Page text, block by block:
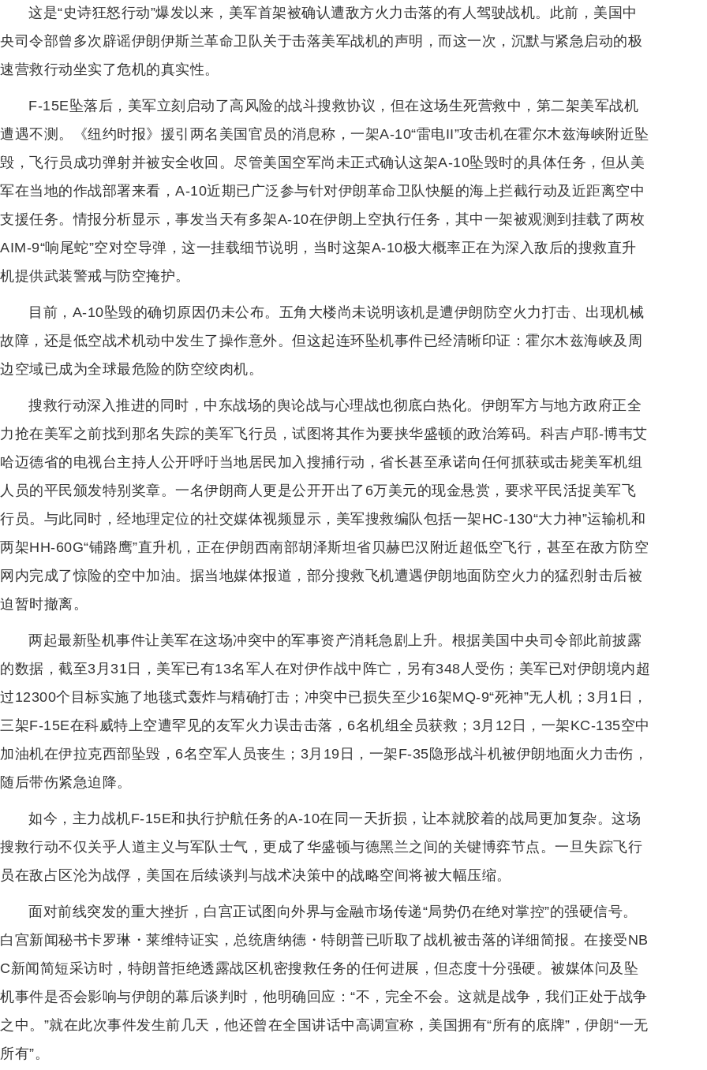
这是“史诗狂怒行动”爆发以来，美军首架被确认遭敌方火力击落的有人驾驶战机。此前，美国中
央司令部曾多次辟谣伊朗伊斯兰革命卫队关于击落美军战机的声明，而这一次，沉默与紧急启动的极
速营救行动坐实了危机的真实性。
F-15E坠落后，美军立刻启动了高风险的战斗搜救协议，但在这场生死营救中，第二架美军战机
遭遇不测。《纽约时报》援引两名美国官员的消息称，一架A-10“雷电II”攻击机在霍尔木兹海峡附近坠
毁，飞行员成功弹射并被安全收回。尽管美国空军尚未正式确认这架A-10坠毁时的具体任务，但从美
军在当地的作战部署来看，A-10近期已广泛参与针对伊朗革命卫队快艇的海上拦截行动及近距离空中
支援任务。情报分析显示，事发当天有多架A-10在伊朗上空执行任务，其中一架被观测到挂载了两枚
AIM-9“响尾蛇”空对空导弹，这一挂载细节说明，当时这架A-10极大概率正在为深入敌后的搜救直升
机提供武装警戒与防空掩护。
目前，A-10坠毁的确切原因仍未公布。五角大楼尚未说明该机是遭伊朗防空火力打击、出现机械
故障，还是低空战术机动中发生了操作意外。但这起连环坠机事件已经清晰印证：霍尔木兹海峡及周
边空域已成为全球最危险的防空绞肉机。
搜救行动深入推进的同时，中东战场的舆论战与心理战也彻底白热化。伊朗军方与地方政府正全
力抢在美军之前找到那名失踪的美军飞行员，试图将其作为要挟华盛顿的政治筹码。科吉卢耶-博韦艾
哈迈德省的电视台主持人公开呼吁当地居民加入搜捕行动，省长甚至承诺向任何抓获或击毙美军机组
人员的平民颁发特别奖章。一名伊朗商人更是公开开出了6万美元的现金悬赏，要求平民活捉美军飞
行员。与此同时，经地理定位的社交媒体视频显示，美军搜救编队包括一架HC-130“大力神”运输机和
两架HH-60G“铺路鹰”直升机，正在伊朗西南部胡泽斯坦省贝赫巴汉附近超低空飞行，甚至在敌方防空
网内完成了惊险的空中加油。据当地媒体报道，部分搜救飞机遭遇伊朗地面防空火力的猛烈射击后被
迫暂时撤离。
两起最新坠机事件让美军在这场冲突中的军事资产消耗急剧上升。根据美国中央司令部此前披露
的数据，截至3月31日，美军已有13名军人在对伊作战中阵亡，另有348人受伤；美军已对伊朗境内超
过12300个目标实施了地毯式轰炸与精确打击；冲突中已损失至少16架MQ-9“死神”无人机；3月1日，
三架F-15E在科威特上空遭罕见的友军火力误击击落，6名机组全员获救；3月12日，一架KC-135空中
加油机在伊拉克西部坠毁，6名空军人员丧生；3月19日，一架F-35隐形战斗机被伊朗地面火力击伤，
随后带伤紧急迫降。
如今，主力战机F-15E和执行护航任务的A-10在同一天折损，让本就胶着的战局更加复杂。这场
搜救行动不仅关乎人道主义与军队士气，更成了华盛顿与德黑兰之间的关键博弈节点。一旦失踪飞行
员在敌占区沦为战俘，美国在后续谈判与战术决策中的战略空间将被大幅压缩。
面对前线突发的重大挫折，白宫正试图向外界与金融市场传递“局势仍在绝对掌控”的强硬信号。
白宫新闻秘书卡罗琳・莱维特证实，总统唐纳德・特朗普已听取了战机被击落的详细简报。在接受NB
C新闻简短采访时，特朗普拒绝透露战区机密搜救任务的任何进展，但态度十分强硬。被媒体问及坠
机事件是否会影响与伊朗的幕后谈判时，他明确回应：“不，完全不会。这就是战争，我们正处于战争
之中。”就在此次事件发生前几天，他还曾在全国讲话中高调宣称，美国拥有“所有的底牌”，伊朗“一无
所有”。